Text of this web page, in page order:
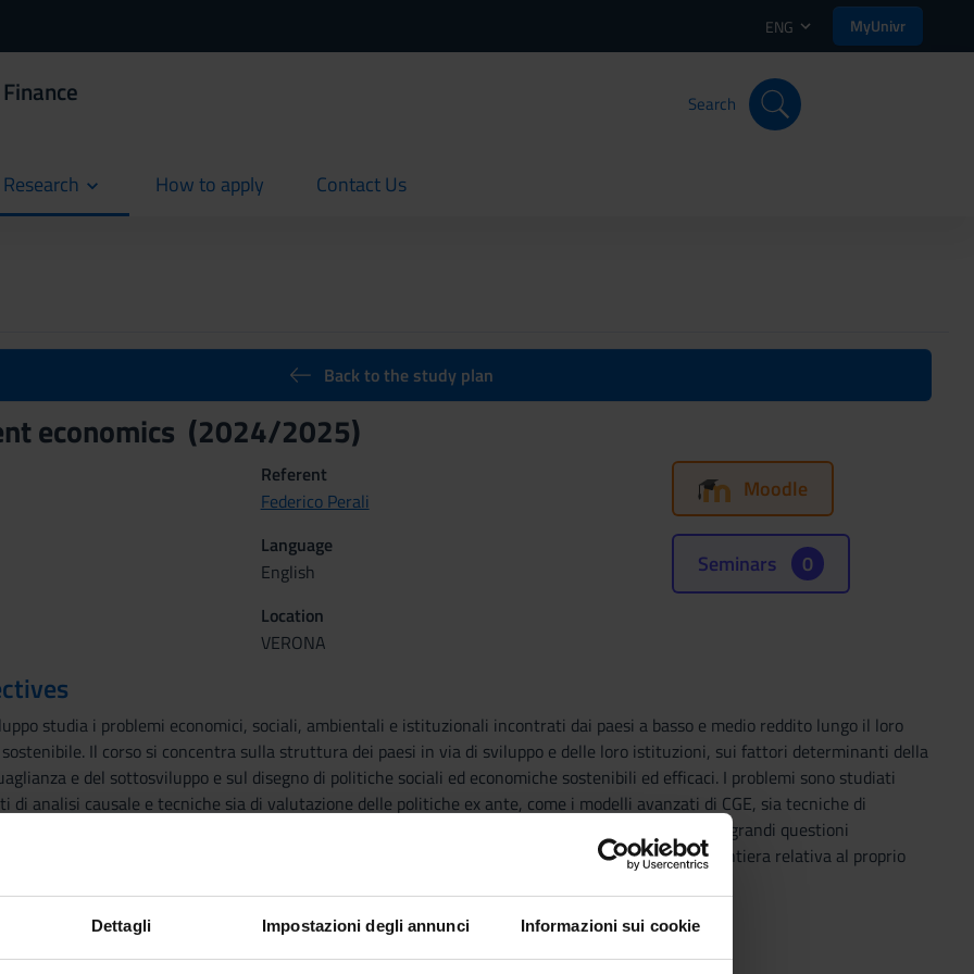
Dettagli Impostazioni degli annunci Informazioni sui cookie
ENG MyUnivr
Search
How to apply
current Contact Us
current
Back to the study plan
economics (2024/2025)
Referent
Federico Perali
Language
English
Location
VERONA
Moodle
Seminars 0
studia i problemi economici, sociali, ambientali e istituzionali incontrati dai paesi a basso e medio reddito lungo il loro
Il corso si concentra sulla struttura dei paesi in via di sviluppo e delle loro istituzioni, sui fattori determinanti della
e del sottosviluppo e sul disegno di politiche sociali ed economiche sostenibili ed efficaci. I problemi sono studiati
di analisi causale e tecniche sia di valutazione delle politiche ex ante, come i modelli avanzati di CGE, sia tecniche di
come i randomized control trials. Il corso si occupa inoltre con un approccio partecipativo di alcune grandi questioni
con l'obiettivo di supportare il dottorando nel processo di identificazione della ricerca di frontiera relativa al proprio